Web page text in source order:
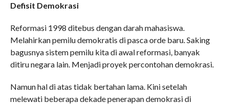
Defisit Demokrasi
Reformasi 1998 ditebus dengan darah mahasiswa.
Melahirkan pemilu demokratis di pasca orde baru. Saking
bagusnya sistem pemilu kita di awal reformasi, banyak
ditiru negara lain. Menjadi proyek percontohan demokrasi.
Namun hal di atas tidak bertahan lama. Kini setelah
melewati beberapa dekade penerapan demokrasi di